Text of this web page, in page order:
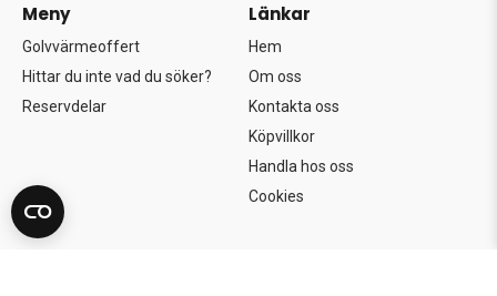
Meny
Golvvärmeoffert
Hittar du inte vad du söker?
Reservdelar
Länkar
Hem
Om oss
Kontakta oss
Köpvillkor
Handla hos oss
Cookies